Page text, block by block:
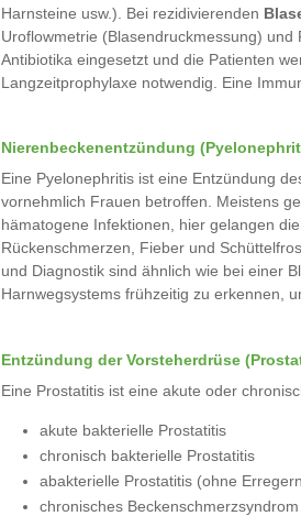
Harnsteine usw.). Bei rezidivierenden
Uroflowmetrie (Blasendruckmessung)
Antibiotika eingesetzt und die Patienten
Langzeitprophylaxe notwendig. Eine
Nierenbeckenentzündung
Eine Pyelonephritis ist eine Entzündung
vornehmlich Frauen betroffen. Meistens
hämatogene Infektionen, hier gelangen
Rückenschmerzen, Fieber und
und Diagnostik sind ähnlich wie bei einer
Harnwegsystems frühzeitig zu erkennen,
Entzündung der Vorsteherdrüse
Eine Prostatitis ist eine akute oder
akute bakterielle Prostatitis
chronisch bakterielle Prostatitis
abakterielle Prostatitis (ohne
chronisches